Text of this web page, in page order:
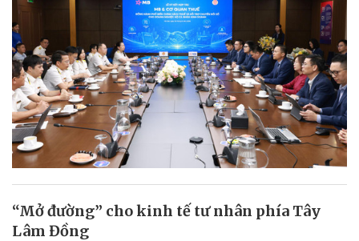
“Mở đường” cho kinh tế tư nhân phía Tây
Lâm Đồng